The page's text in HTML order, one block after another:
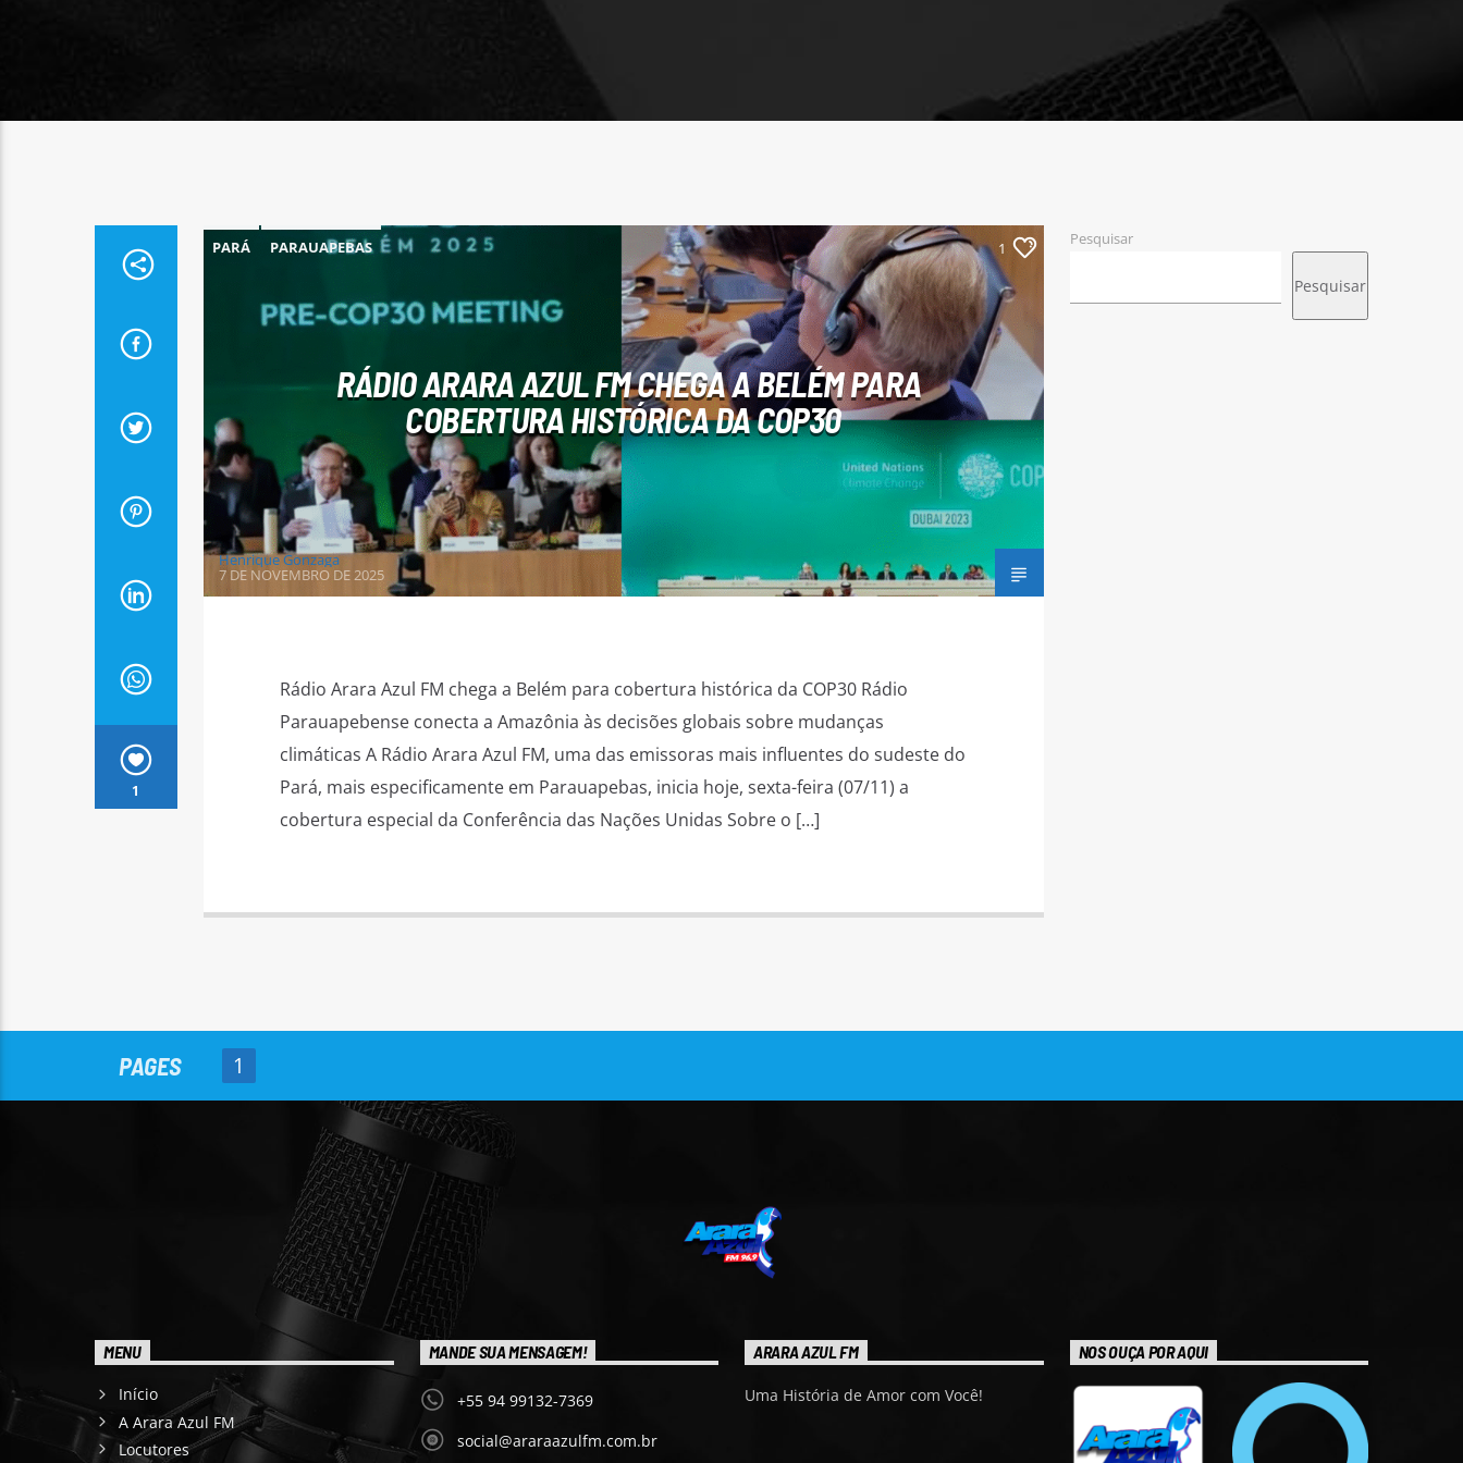
1
PARÁ PARAUAPEBAS 1
RÁDIO ARARA AZUL FM CHEGA A BELÉM PARA
COBERTURA HISTÓRICA DA COP30
Henrique Gonzaga
7 DE NOVEMBRO DE 2025
Rádio Arara Azul FM chega a Belém para cobertura histórica da COP30 Rádio
Parauapebense conecta a Amazônia às decisões globais sobre mudanças
climáticas A Rádio Arara Azul FM, uma das emissoras mais influentes do sudeste do
Pará, mais especificamente em Parauapebas, inicia hoje, sexta-feira (07/11) a
cobertura especial da Conferência das Nações Unidas Sobre o […]
Pesquisar
Pesquisar
PAGES 1
MENU
Início
A Arara Azul FM
Locutores
MANDE SUA MENSAGEM!
+55 94 99132-7369
social@araraazulfm.com.br
ARARA AZUL FM
Uma História de Amor com Você!
NOS OUÇA POR AQUI